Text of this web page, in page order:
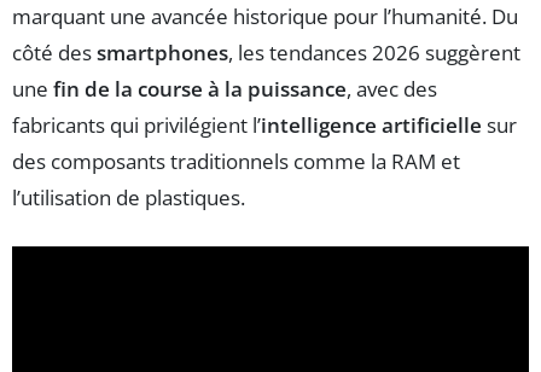
marquant une avancée historique pour l’humanité. Du
côté dessmartphones, les tendances 2026 suggèrent
une fin de la course à la puissance, avec des
fabricants qui privilégient l’intelligence artificielle sur
des composants traditionnels comme la RAM et
l’utilisation de plastiques.